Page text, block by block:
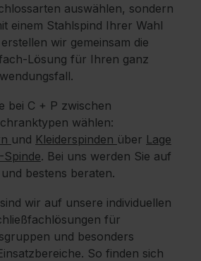
auswählen, sondern
einem Stahlspind Ihrer Wahl
wir gemeinsam die
Lösung für Ihren ganz
bei C + P zwischen
wählen:
und Kleiderspinden über Lage
Spinde. Bei uns werden Sie auf
bestens beraten.
wir auf unsere individuellen
für
und besonders
So finden sich